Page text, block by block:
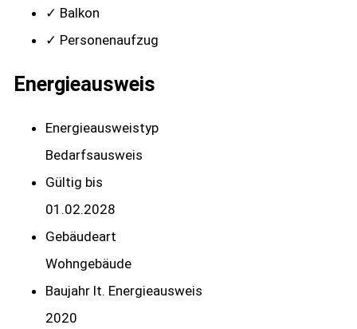
✓ Balkon
✓ Personenaufzug
Energieausweis
Energieausweistyp
Bedarfs­ausweis
Gültig bis
01.02.2028
Gebäudeart
Wohngebäude
Baujahr lt. Energieausweis
2020